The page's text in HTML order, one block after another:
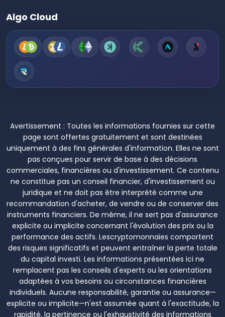
Algo Cloud
Avertissement : Toutes les informations fournies sur cette
page sont offertes gratuitement et sont destinées
uniquement à des fins générales d'information. Elles ne sont
pas conçues pour servir de base à des décisions
commerciales, financières ou d'investissement. Ce contenu
ne constitue pas un conseil financier, d'investissement ou
juridique et ne doit pas être interprété comme une
recommandation d'acheter, de vendre ou de conserver des
instruments financiers. De même, il ne sert pas d'assurance
explicite ou implicite concernant l'évolution des prix ou la
performance des actifs. Lescryptomonnaies comportent
des risques significatifs et peuvent entraîner la perte totale
du capital investi. Les informations présentées ici ne
remplacent pas les conseils d'experts ou les orientations
adaptées à vos besoins ou circonstances financières
individuels. Aucune responsabilité, garantie ou assurance—
explicite ou implicite—n'est assumée quant à l'exactitude, la
rapidité, la pertinence ou l'exhaustivité des informations